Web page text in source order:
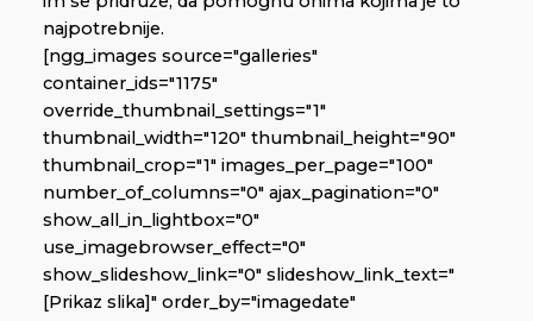
najpotrebnije.
[ngg_images source="galleries"
container_ids="1175"
override_thumbnail_settings="1"
thumbnail_width="120" thumbnail_height="90"
thumbnail_crop="1" images_per_page="100"
number_of_columns="0" ajax_pagination="0"
show_all_in_lightbox="0"
use_imagebrowser_effect="0"
show_slideshow_link="0" slideshow_link_text="
[Prikaz slika]" order_by="imagedate"